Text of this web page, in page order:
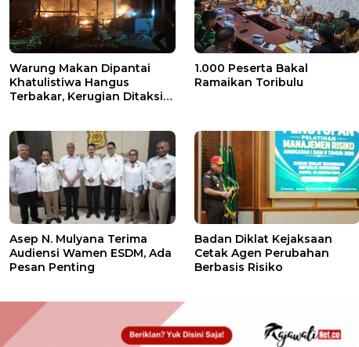
Warung Makan Dipantai
Khatulistiwa Hangus
Terbakar, Kerugian Ditaksir
1.000 Peserta Bakal
Ramaikan Toribulu
Asep N. Mulyana Terima
Audiensi Wamen ESDM, Ada
Pesan Penting
Badan Diklat Kejaksaan
Cetak Agen Perubahan
Berbasis Risiko